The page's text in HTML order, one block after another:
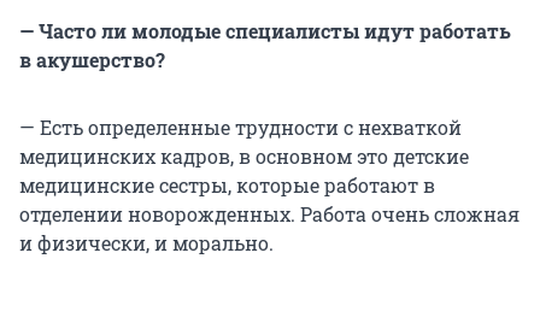
— Часто ли молодые специалисты идут работать
в акушерство?
— Есть определенные трудности с нехваткой
медицинских кадров, в основном это детские
медицинские сестры, которые работают в
отделении новорожденных. Работа очень сложная
и физически, и морально.